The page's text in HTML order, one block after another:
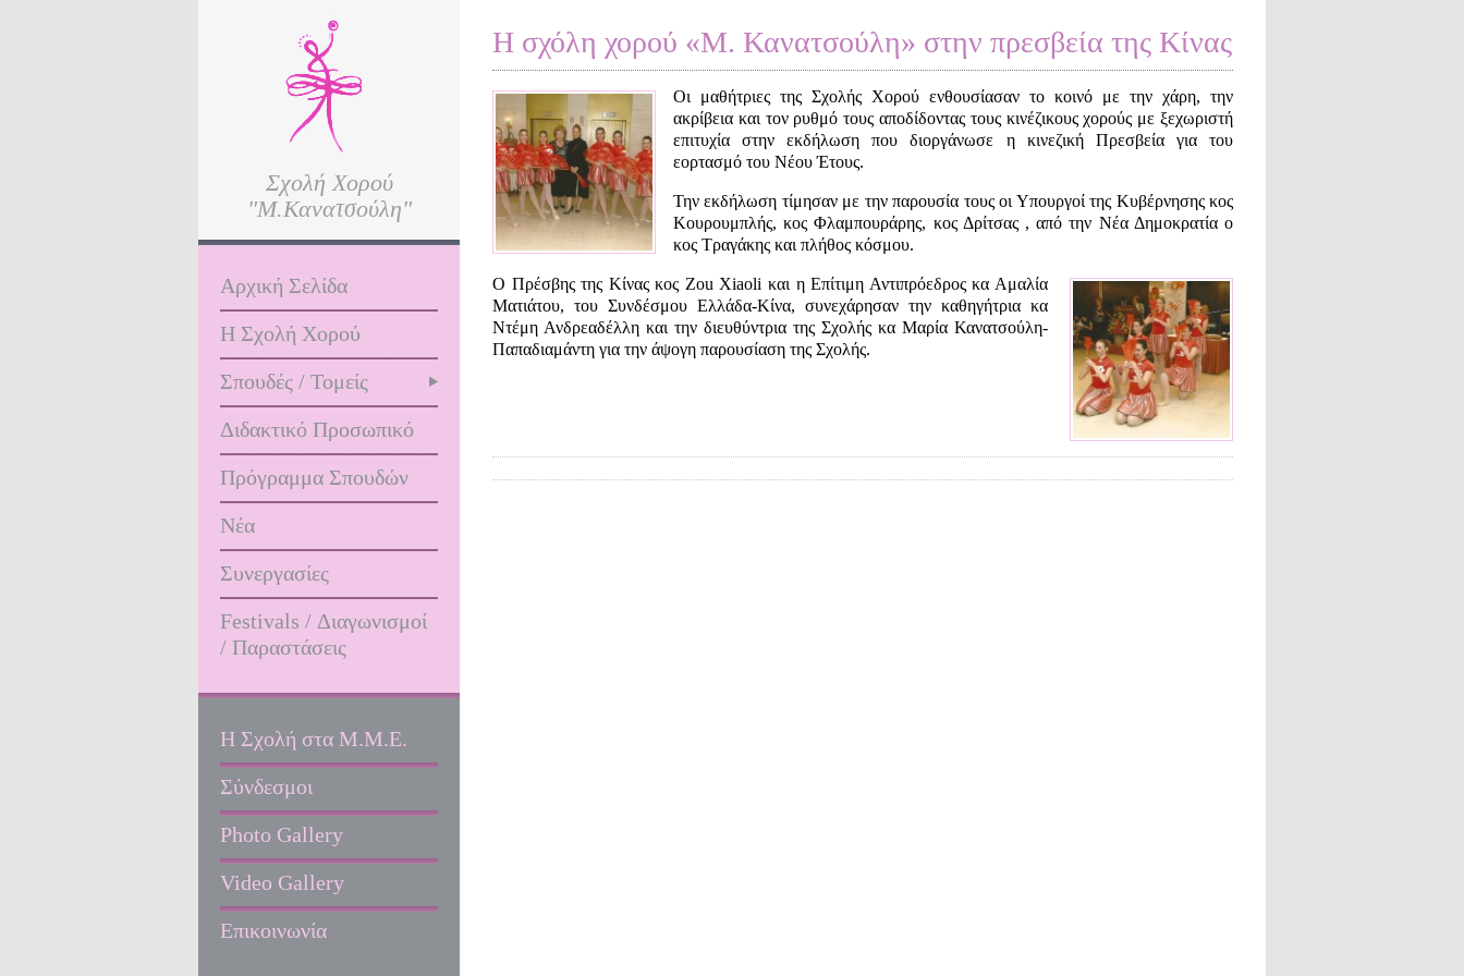
Σχολή Χορού
"Μ.Κανατσούλη"
Αρχική Σελίδα
Η Σχολή Χορού
Σπουδές / Τομείς
Διδακτικό Προσωπικό
Πρόγραμμα Σπουδών
Νέα
Συνεργασίες
Festivals / Διαγωνισμοί
/ Παραστάσεις
Η Σχολή στα Μ.Μ.Ε.
Σύνδεσμοι
Photo Gallery
Video Gallery
Επικοινωνία
Η σχόλη χορού «M. Κανατσούλη» στην πρεσβεία της Κίνας
Οι μαθήτριες της Σχολής Χορού ενθουσίασαν το κοινό με την χάρη, την
ακρίβεια και τον ρυθμό τους αποδίδοντας τους κινέζικους χορούς με ξεχωριστή
επιτυχία στην εκδήλωση που διοργάνωσε η κινεζική Πρεσβεία για του
εορτασμό του Νέου Έτους.
Την εκδήλωση τίμησαν με την παρουσία τους οι Υπουργοί της Κυβέρνησης κος
Κουρουμπλής, κος Φλαμπουράρης, κος Δρίτσας , από την Νέα Δημοκρατία ο
κος Τραγάκης και πλήθος κόσμου.
Ο Πρέσβης της Κίνας κος Zou Xiaoli και η Επίτιμη Αντιπρόεδρος κα Αμαλία
Ματιάτου, του Συνδέσμου Ελλάδα-Κίνα, συνεχάρησαν την καθηγήτρια κα
Ντέμη Ανδρεαδέλλη και την διευθύντρια της Σχολής κα Μαρία Κανατσούλη-
Παπαδιαμάντη για την άψογη παρουσίαση της Σχολής.